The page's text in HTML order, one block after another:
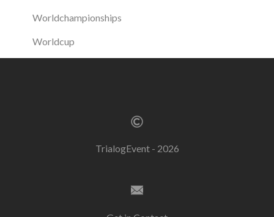
Worldchampionships
Worldcup
TrialogEvent - 2026